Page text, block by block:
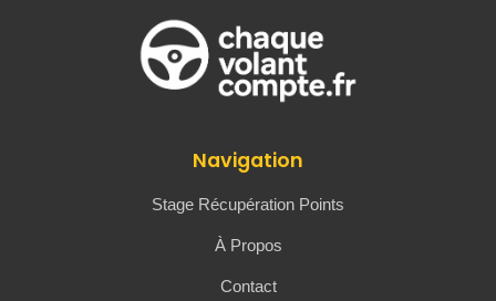
Navigation
Stage Récupération Points
À Propos
Contact